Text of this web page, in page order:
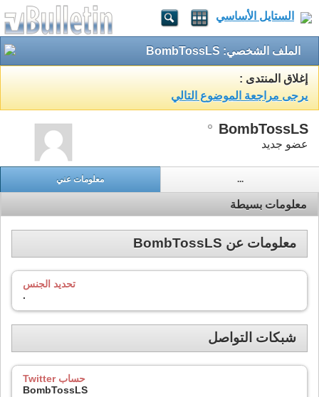
الستايل الأساسي
الملف الشخصي: BombTossLS
إغلاق المنتدى :
يرجى مراجعة الموضوع التالي
BombTossLS
عضو جديد
معلومات عني ...
معلومات بسيطة
معلومات عن BombTossLS
تحديد الجنس
.
شبكات التواصل
حساب Twitter
BombTossLS